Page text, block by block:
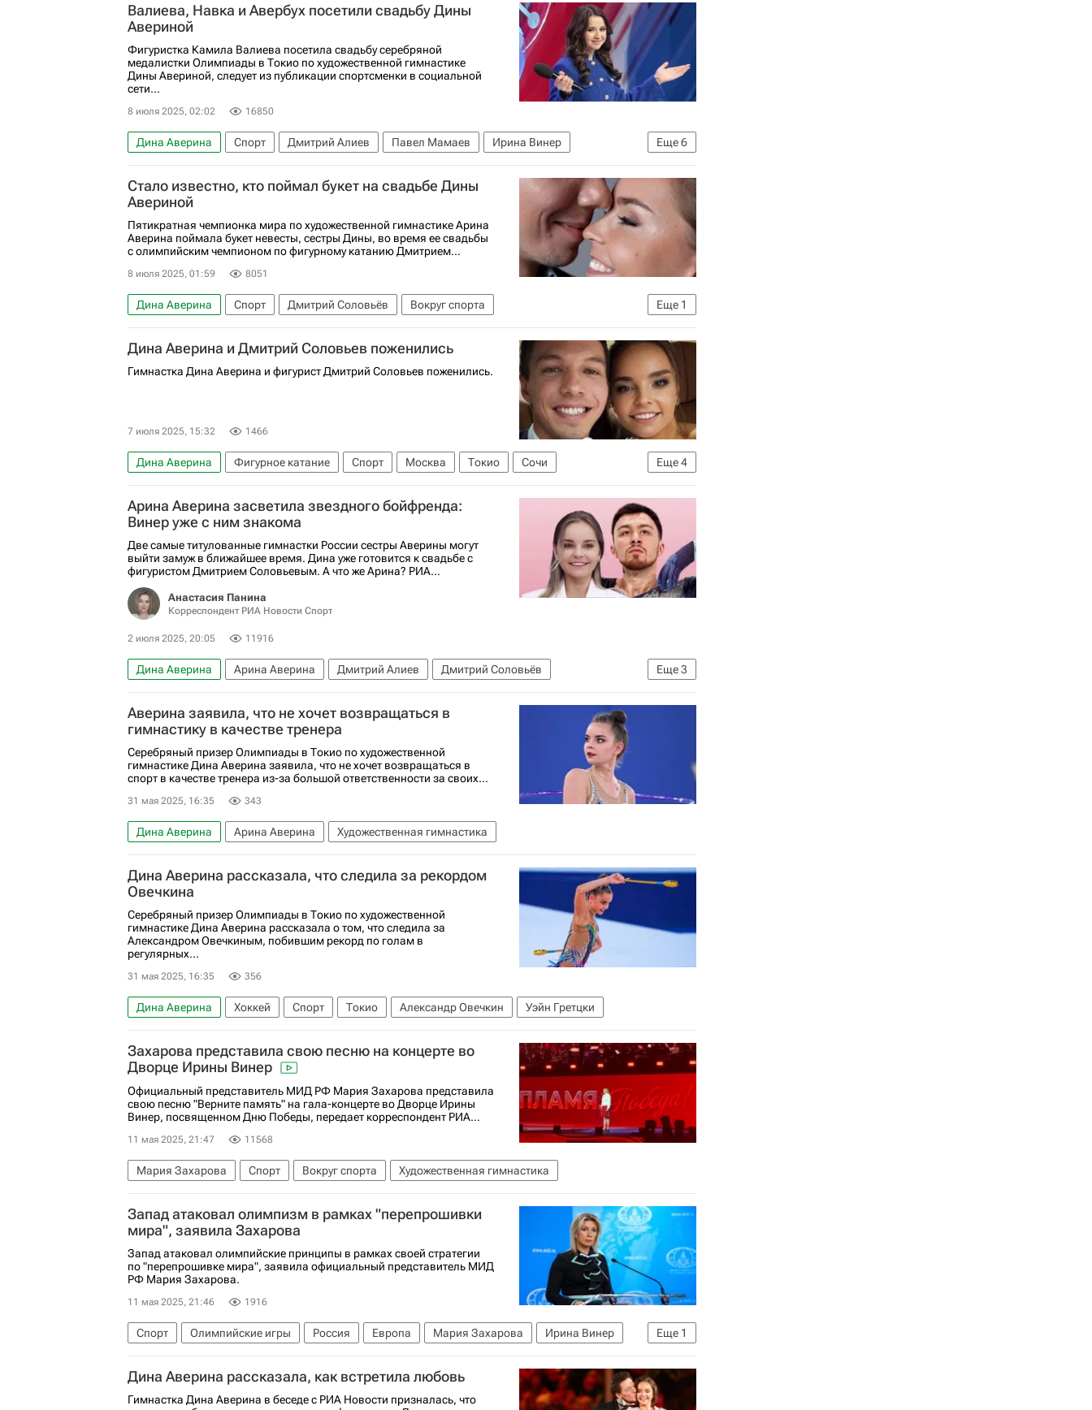
Валиева, Навка и Авербух посетили свадьбу Дины
Авериной
Фигуристка Камила Валиева посетила свадьбу серебряной
медалистки Олимпиады в Токио по художественной гимнастике
Дины Авериной, следует из публикации спортсменки в социальной
сети...
8 июля 2025, 02:02 16850
Еще6
Дина Аверина Спорт Дмитрий Алиев Павел Мамаев
Ирина Винер
Вокруг спорта
Татьяна Навка Илья Авербух
Никита Нагорный
Дмитрий Соловьев (фигурист)
Камила Валиева
Стало известно, кто поймал букет на свадьбе Дины
Авериной
Пятикратная чемпионка мира по художественной гимнастике Арина
Аверина поймала букет невесты, сестры Дины, во время ее свадьбы
с олимпийским чемпионом по фигурному катанию Дмитрием...
8 июля 2025, 01:59 8051
Еще 1
Дина Аверина Спорт Дмитрий Соловьёв
Вокруг спорта
Художественная гимнастика
Дина Аверина и Дмитрий Соловьев поженились
Гимнастка Дина Аверина и фигурист Дмитрий Соловьев поженились.
7 июля 2025, 15:32 1466
Еще4
Дина Аверина Фигурное катание Спорт Москва Токио
Сочи
Арина Аверина
Дмитрий Соловьёв
Екатерина Боброва
Художественная гимнастика
Арина Аверина засветила звездного бойфренда:
Винер уже с ним знакома
Две самые титулованные гимнастки России сестры Аверины могут
выйти замуж в ближайшее время. Дина уже готовится к свадьбе с
фигуристом Дмитрием Соловьевым. А что же Арина? РИА...
Анастасия Панина
Корреспондент РИА Новости Спорт
2 июля 2025, 20:05 11916
Еще3
Дина Аверина Арина Аверина Дмитрий Алиев
Дмитрий Соловьёв
Авторы РИА Новости Спорт
Вокруг спорта Художественная гимнастика
Аверина заявила, что не хочет возвращаться в
гимнастику в качестве тренера
Серебряный призер Олимпиады в Токио по художественной
гимнастике Дина Аверина заявила, что не хочет возвращаться в
спорт в качестве тренера из-за большой ответственности за своих...
31 мая 2025, 16:35 343
Дина Аверина Арина Аверина Художественная гимнастика
Дина Аверина рассказала, что следила за рекордом
Овечкина
Серебряный призер Олимпиады в Токио по художественной
гимнастике Дина Аверина рассказала о том, что следила за
Александром Овечкиным, побившим рекорд по голам в
регулярных...
31 мая 2025, 16:35 356
Дина Аверина Хоккей Спорт Токио Александр Овечкин Уэйн Гретцки
Захарова представила свою песню на концерте во
Дворце Ирины Винер
Официальный представитель МИД РФ Мария Захарова представила
свою песню "Верните память" на гала-концерте во Дворце Ирины
Винер, посвященном Дню Победы, передает корреспондент РИА...
11 мая 2025, 21:47 11568
Мария Захарова Спорт Вокруг спорта Художественная гимнастика
Запад атаковал олимпизм в рамках "перепрошивки
мира", заявила Захарова
Запад атаковал олимпийские принципы в рамках своей стратегии
по "перепрошивке мира", заявила официальный представитель МИД
РФ Мария Захарова.
11 мая 2025, 21:46 1916
Еще 1
Спорт Олимпийские игры Россия Европа Мария Захарова
Ирина Винер
Вокруг спорта
Дина Аверина рассказала, как встретила любовь
Гимнастка Дина Аверина в беседе с РИА Новости призналась, что